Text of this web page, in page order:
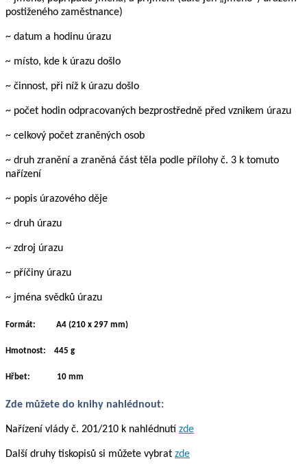
postiženého zaměstnance)
~ datum a hodinu úrazu
~ místo, kde k úrazu došlo
~ činnost, při níž k úrazu došlo
~ počet hodin odpracovaných bezprostředně před vznikem úrazu
~ celkový počet zraněných osob
~ druh zranění a zraněná část těla podle přílohy č. 3 k tomuto
nařízení
~ popis úrazového děje
~ druh úrazu
~ zdroj úrazu
~ příčiny úrazu
~ jména svědků úrazu
Formát: A4 (210 x 297 mm)
Hmotnost: 445 g
Hřbet: 10 mm
Zde můžete do knihy nahlédnout:
Nařízení vlády č. 201/210 k nahlédnutí zde
Další druhy tiskopisů si můžete vybrat zde